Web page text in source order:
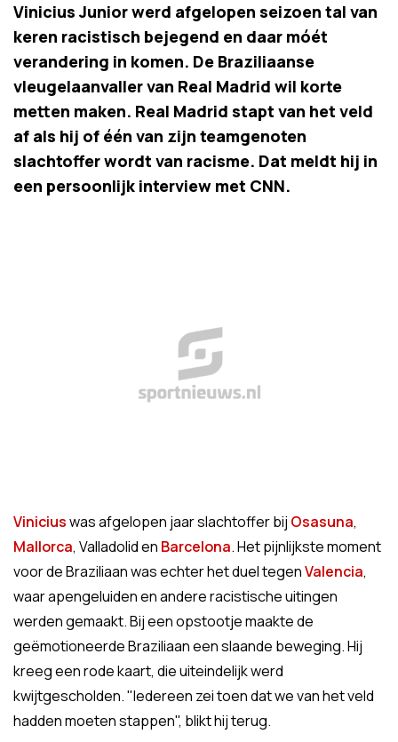
Vinicius Junior werd afgelopen seizoen tal van
keren racistisch bejegend en daar móét
verandering in komen. De Braziliaanse
vleugelaanvaller van Real Madrid wil korte
metten maken. Real Madrid stapt van het veld
af als hij of één van zijn teamgenoten
slachtoffer wordt van racisme. Dat meldt hij in
een persoonlijk interview met CNN.
Viniciuswas afgelopen jaar slachtoffer bij Osasuna,
Mallorca, Valladolid en Barcelona. Het pijnlijkste moment
voor de Braziliaan was echter het duel tegenValencia,
waar apengeluiden en andere racistische uitingen
werden gemaakt. Bij een opstootje maakte de
geëmotioneerde Braziliaan een slaande beweging. Hij
kreeg een rode kaart, die uiteindelijk werd
kwijtgescholden. "Iedereen zei toen dat we van het veld
hadden moeten stappen", blikt hij terug.